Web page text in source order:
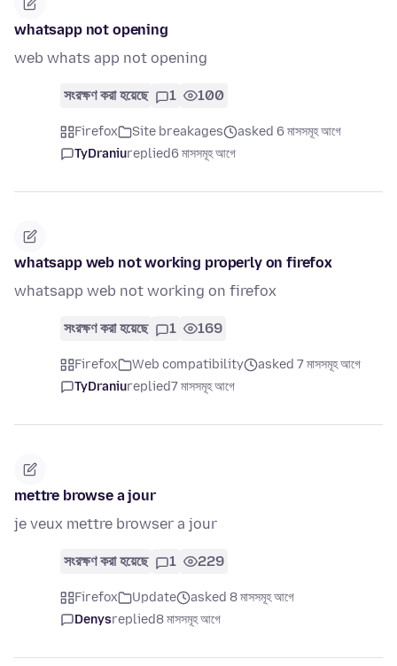
whatsapp not opening
web whats app not opening
সংরক্ষণ করা হয়েছে 1 100
Firefox Site breakages
asked 6 মাসসমূহ আগে
TyDraniureplied6 মাসসমূহ আগে
whatsapp web not working properly on firefox
whatsapp web not working on firefox
সংরক্ষণ করা হয়েছে 1 169
Firefox Web compatibility
asked 7 মাসসমূহ আগে
TyDraniureplied7 মাসসমূহ আগে
mettre browse a jour
je veux mettre browser a jour
সংরক্ষণ করা হয়েছে 1 229
Firefox Update
asked 8 মাসসমূহ আগে
Denysreplied8 মাসসমূহ আগে